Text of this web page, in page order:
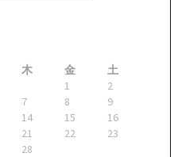
木 金
土
1
2
7 8
9
14 15
16
21 22
23
28